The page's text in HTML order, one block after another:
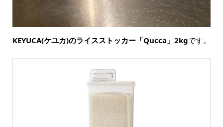
KEYUCA(ケユカ)のライスストッカー「Qucca」2kgです。